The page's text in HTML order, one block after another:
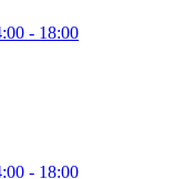
- 18:00
- 18:00